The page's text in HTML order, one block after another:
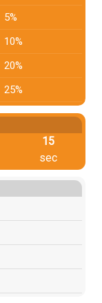
5%
10%
20%
25%
15
sec